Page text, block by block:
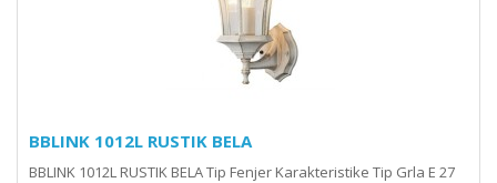
BBLINK 1012L RUSTIK BELA
BBLINK 1012L RUSTIK BELA Tip Fenjer Karakteristike Tip Grla E 27